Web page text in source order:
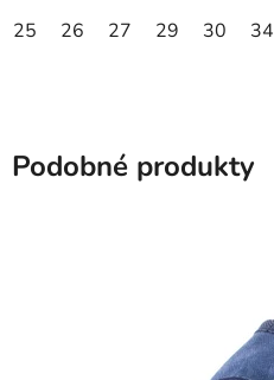
25 26 27 29 30 34
Podobné produkty